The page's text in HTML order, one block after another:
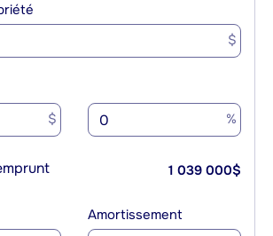
$
$ %
1 039 000$
Amortissement